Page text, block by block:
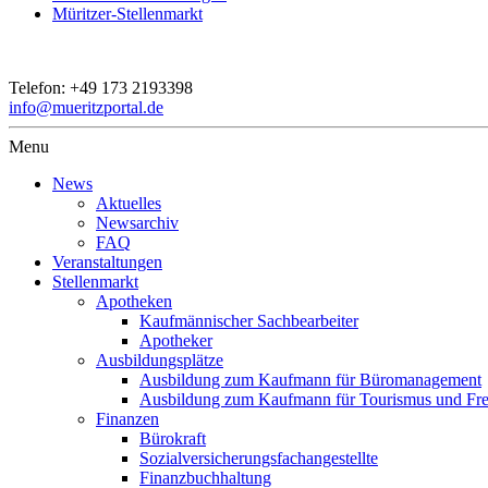
Müritzer-Stellenmarkt
Telefon: +49 173 2193398
info@mueritzportal.de
Menu
News
Aktuelles
Newsarchiv
FAQ
Veranstaltungen
Stellenmarkt
Apotheken
Kaufmännischer Sachbearbeiter
Apotheker
Ausbildungsplätze
Ausbildung zum Kaufmann für Büromanagement
Ausbildung zum Kaufmann für Tourismus und
Finanzen
Bürokraft
Sozialversicherungsfachangestellte
Finanzbuchhaltung